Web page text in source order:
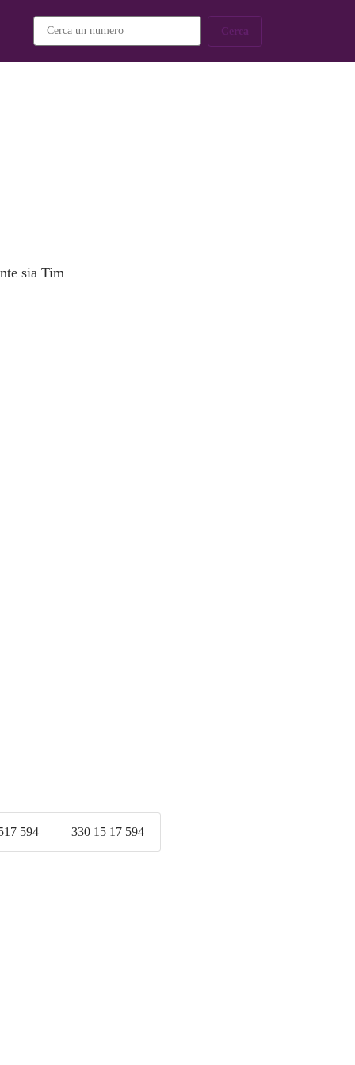
Cerca
sia Tim
594 330 15 17 594